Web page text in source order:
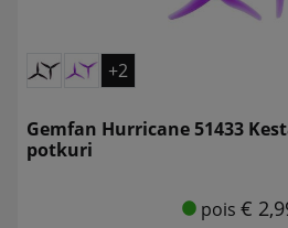
+2
Gemfan Hurricane 51433
potkuri
pois€